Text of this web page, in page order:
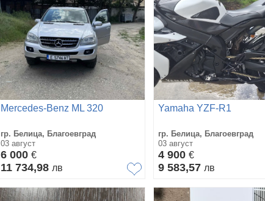
Mercedes-Benz ML 320
гр. Белица, Благоевград
03 август
6 000 €
11 734,98 лв
Yamaha YZF-R1
гр. Белица, Благоевград
03 август
4 900 €
9 583,57 лв